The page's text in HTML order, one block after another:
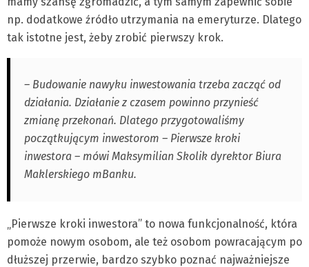
np. dodatkowe źródło utrzymania na emeryturze. Dlatego
tak istotne jest, żeby zrobić pierwszy krok.
– Budowanie nawyku inwestowania trzeba zacząć od
działania. Działanie z czasem powinno przynieść
zmianę przekonań. Dlatego przygotowaliśmy
początkującym inwestorom – Pierwsze kroki
inwestora – mówi Maksymilian Skolik dyrektor Biura
Maklerskiego mBanku.
„Pierwsze kroki inwestora” to nowa funkcjonalność, która
pomoże nowym osobom, ale też osobom powracającym po
dłuższej przerwie, bardzo szybko poznać najważniejsze